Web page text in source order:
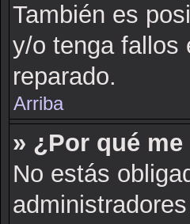
También es
y/o tenga fallos
reparado.
Arriba
» ¿Por qué
No estás